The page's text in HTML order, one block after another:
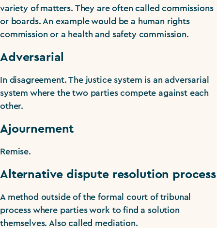
variety of matters. They are often called commissions
or boards. An example would be a human rights
commission or a health and safety commission.
Adversarial
In disagreement. The justice system is an adversarial
system where the two parties compete against each
other.
Ajournement
Remise.
Alternative dispute resolution process
A method outside of the formal court of tribunal
process where parties work to find a solution
themselves. Also called mediation.